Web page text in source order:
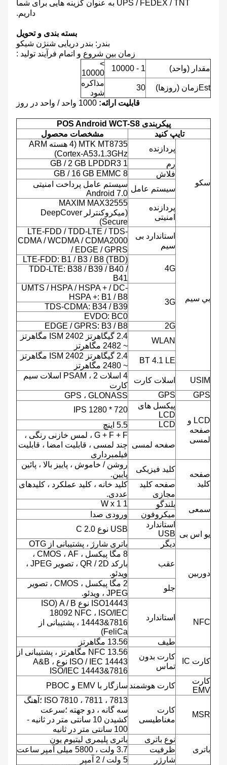
UPS / FEDEX / TNT به عنوان گزینه هایی برای شما
داریم.
بسته بندی و تحویل
بندر: بندر دریایی شنژن شیکو
زمان بین شروع و اتمام فرآیند تولید :
مقدار (واحد)
1 - 10000
>
10000
Estزمان (روزها)
30
مذاکره
شود
قابلیت ارائه:
پیکربندی POS Android WCT-S8
تایپ کنید
مشخصات محصول
سکو
پردازنده
MTK MT8735 (4 هسته ARM
Cortex-A53،1.3GHz)
رم
1 GB / 2 GB LPDDR3
فلاش
8 GB / 16 GB EMMC
سیستم عامل
سیستم عامل پرداخت امنیتی
Android 7.0
پردازنده
امنیتی
MAXIM MAX32555
(میکروکنترلر DeepCover
Secure)
بي سيم
استاندارد بی
سیم
LTE-FDD / TDD-LTE / TDS-
CDMA / WCDMA / CDMA2000
/ EDGE / GPRS
4G
LTE-FDD: B1 / B3 / B8 (TBD)
TDD-LTE: B38 / B39 / B40 /
B41
3G
UMTS / HSPA / HSPA + / DC-
HSPA +: B1 / B8
TDS-CDMA: B34 / B39
EVDO: BC0
2G
EDGE / GPRS: B3 / B8
WLAN
2.4 گیگاهرتز ISM 2402 مگاهرتز
~ 2482 مگاهرتز
BT 4.1 LE
2.4 گیگاهرتز ISM 2402 مگاهرتز
~ 2480 مگاهرتز
USIM
اسلات کارت
4 اسلات PSAM ، 2 اسلات سیم
کارت
GPS
GPS GPS ، GLONASS
LCD و
صفحه
لمسی
پیکسل های
LCD
720 * 1280 IPS
LCD
5.5 اینچ
صفحه لمسی
G + F + F ، لمس خازنی رنگی ،
چند لمسی ، قابلیت امضا ، قابلیت
فیلمبرداری
صفحه
کلید
کلید فیزیکی
روشن / خاموش ، پاییز بالا ، پائین
پایین.
صفحه کلید
مجازی
کلید خانه ، کلید عملکرد ، کلیدهای
عددی.
سمعی
بلندگو
1 W x 1
میکروفون
ورودی صدا
یو اس بی
استاندارد
USB
USB نوع C 2.0
دیگر
باتری شارژ ، پشتیبانی از OTG
دوربین
عقب
8 مگا پیکسل ، CMOS ، AF ،
بارکد QR / 2D ، تصویر JPEG ،
ویدئو.
جلو
2 مگا پیکسل ، CMOS ، تصویر
JPEG ، ویدئو.
NFC
استاندارد
ISO14443 نوع A / B (ISO
18092 NFC ، ISO/IEC
14443&7816 ، پشتیبانی از
FeliCa)
طیف
13.56 مگاهرتز
کارت IC
کارت بدون
تماس
NFC 13.56 مگاهرتز ، پشتیبانی از
ISO / IEC 14443 نوع A&B ،
ISO/IEC 14443&7816
کارت
EMV
کارت هوشمند سازگار با EMV و PBOC
MSR
کارت
مغناطیسی
ISO 7810 ، 7811 ، 7813 ؛آهنگ
سه گانه ، دو جهته ؛سرعت
کشیدن 10 سانتی متر در ثانیه -
100 سانتی متر در ثانیه
باتری
نوع باتری
باتری پلیمری لیتیوم یون
ظرفیت
3.7 ولت ، 5800 میلی آمپر ساعت
شارژر
5 ولت / 2 آمپر